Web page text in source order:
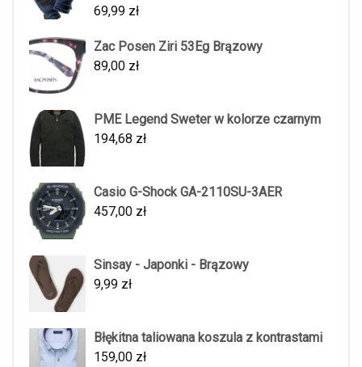
69,99 zł
Zac Posen Ziri 53Eg Brązowy
89,00 zł
PME Legend Sweter w kolorze czarnym
194,68 zł
Casio G-Shock GA-2110SU-3AER
457,00 zł
Sinsay - Japonki - Brązowy
9,99 zł
Błękitna taliowana koszula z kontrastami
159,00 zł